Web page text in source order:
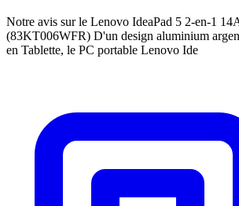
Notre avis sur le Lenovo IdeaPad 5 2-en-1
(83KT006WFR) D'un design aluminium
en Tablette, le PC portable Lenovo Ide